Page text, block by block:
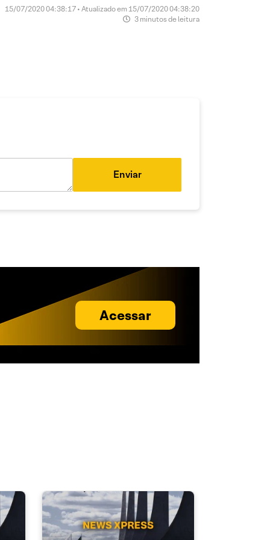
15/07/2020 04:38:17 • Atualizado em 15/07/2020 04:38:20
3 minutos de leitura
Enviar
Acessar